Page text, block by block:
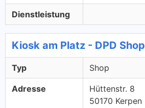
Dienstleistung
Kiosk am Platz - DPD Shop
Typ Shop
Adresse
Hüttenstr. 8
50170 Kerpen